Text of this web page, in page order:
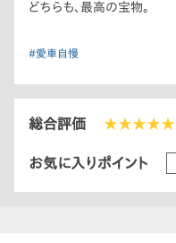
どちらも、最高の宝物。
#愛車自慢
総合評価 ★★★★★
お気に入りポイント